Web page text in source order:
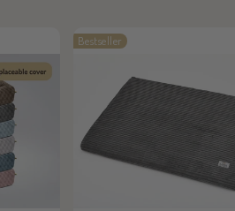
Bestseller